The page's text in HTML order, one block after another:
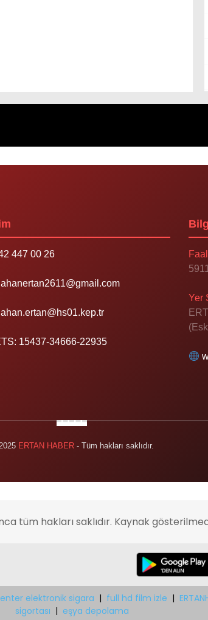
447 00 26
15437-34666-22935
Yer
ERTAN HABER- Tüm hakları saklıdır.
tüm hakları saklıdır. Kaynak
elektronik sigara | full hd film izle |
sigortası | eşya depolama